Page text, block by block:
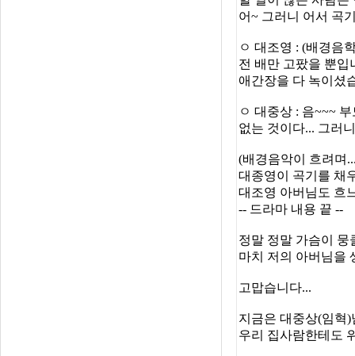
어~ 그러니 어서 곡
ㅇ 대조영 : (배경음
전 배만 고팠을 뿐입
애간장을 다 녹이셨
ㅇ 대중상 : 음~~~
없는 것이다... 그러
(배경음악이 흐려며
대종영이 곡기를 채
대조영 아버님도 흐
-- 드라마 내용 끝 --
정말 정말 가슴이 뭉
마치 저의 아버님을
고맙습니다...
지금은 대중상(임혁
우리 집사람한테도